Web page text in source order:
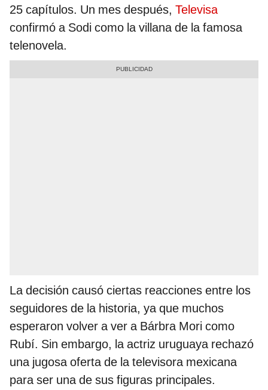
25 capítulos. Un mes después, Televisa
confirmó a Sodi como la villana de la famosa
telenovela.
La decisión causó ciertas reacciones entre los
seguidores de la historia, ya que muchos
esperaron volver a ver a Bárbra Mori como
Rubí. Sin embargo, la actriz uruguaya rechazó
una jugosa oferta de la televisora mexicana
para ser una de sus figuras principales.